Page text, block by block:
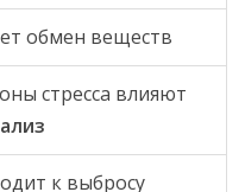
обмен веществ
стресса влияют
к выбросу